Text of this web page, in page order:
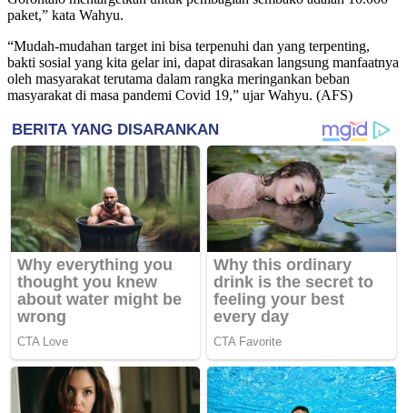
paket,” kata Wahyu.
“Mudah-mudahan target ini bisa terpenuhi dan yang terpenting,
bakti sosial yang kita gelar ini, dapat dirasakan langsung manfaatnya
oleh masyarakat terutama dalam rangka meringankan beban
masyarakat di masa pandemi Covid 19,” ujar Wahyu. (AFS)